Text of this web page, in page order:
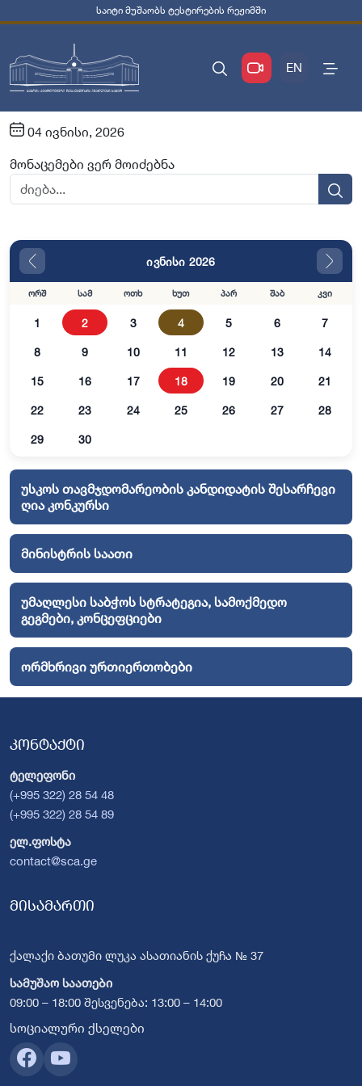
საიტი მუშაობს ტესტირების რეჟიმში
EN
04 ივნისი, 2026
მონაცემები ვერ მოიძებნა
ივნისი 2026
ორშ სამ ოთხ ხუთ პარ შაბ კვი
1 2 3 4 5 6 7
8 9 10 11 12 13 14
15 16 17 18 19 20 21
22 23 24 25 26 27 28
29 30
უსკოს თავმჯდომარეობის კანდიდატის შესარჩევი
ღია კონკურსი
მინისტრის საათი
უმაღლესი საბჭოს სტრატეგია, სამოქმედო
გეგმები, კონცეფციები
ორმხრივი ურთიერთობები
კონტაქტი
ტელეფონი
(+995 322) 28 54 48
(+995 322) 28 54 89
ელ.ფოსტა
contact@sca.ge
მისამართი
ქალაქი ბათუმი ლუკა ასათიანის ქუჩა № 37
სამუშაო საათები
09:00 – 18:00 შესვენება: 13:00 – 14:00
სოციალური ქსელები